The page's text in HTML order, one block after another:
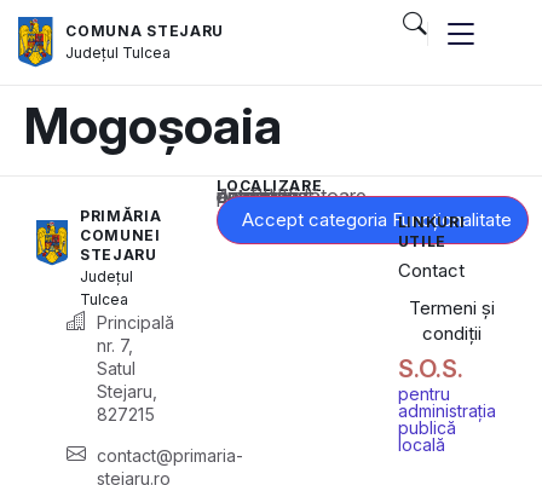
COMUNA STEJARU
Județul Tulcea
Mogoșoaia
PRIMĂRIA
COMUNEI
STEJARU
Județul
Tulcea
Principală
nr. 7,
Satul
Stejaru,
827215
contact@primaria-
stejaru.ro
LOCALIZARE
Acest conținut este blocat până când acceptați categoria corespunzătoare de cookie-uri.
Accept categoria Funcționalitate
LINKURI
UTILE
Contact
Termeni și
condiții
S.O.S.
pentru
administrația
publică
locală